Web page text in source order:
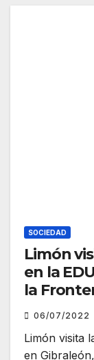
SOCIEDAD
Limón
en la
la
Juan
06/07/2022
Limón visita
en